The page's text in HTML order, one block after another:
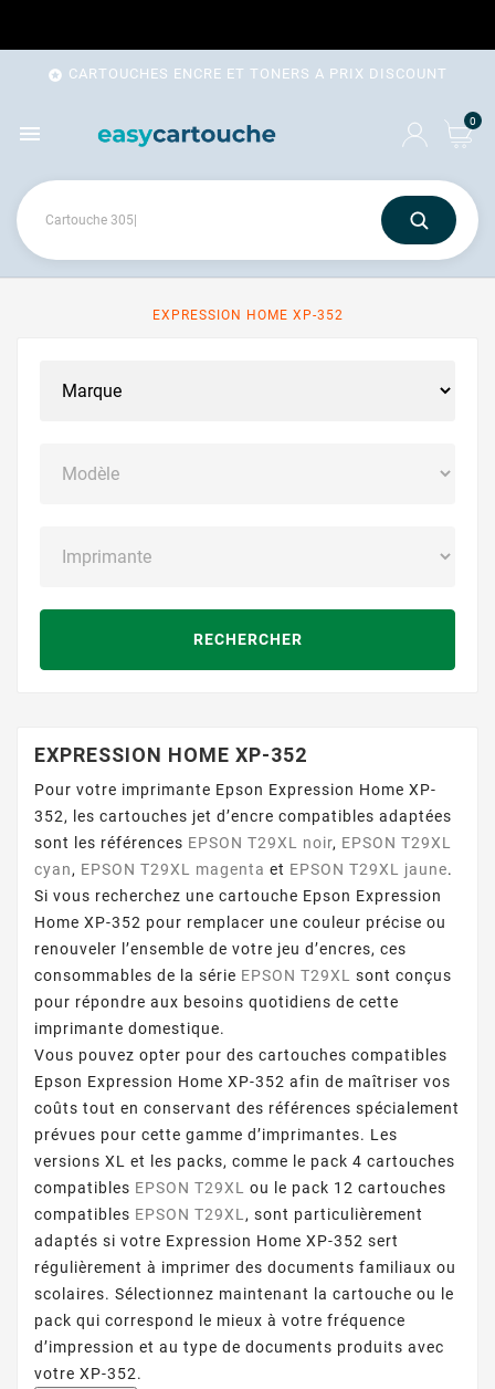
 CARTOUCHES ENCRE ET TONERS A PRIX DISCOUNT
 0
EXPRESSION HOME XP-352
RECHERCHER
EXPRESSION HOME XP-352
Pour votre imprimante Epson Expression Home XP-
352, les cartouches jet d’encre compatibles adaptées
sont les références EPSON T29XL noir, EPSON T29XL
cyan, EPSON T29XL magenta et EPSON T29XL jaune.
Si vous recherchez une cartouche Epson Expression
Home XP-352 pour remplacer une couleur précise ou
renouveler l’ensemble de votre jeu d’encres, ces
consommables de la série EPSON T29XL
sont conçus
pour répondre aux besoins quotidiens de cette
imprimante domestique.
Vous pouvez opter pour des cartouches compatibles
Epson Expression Home XP-352 afin de maîtriser vos
coûts tout en conservant des références spécialement
prévues pour cette gamme d’imprimantes. Les
versions XL et les packs, comme le pack 4 cartouches
compatibles EPSON T29XL
ou le pack 12 cartouches
compatibles EPSON T29XL , sont particulièrement
adaptés si votre Expression Home XP-352 sert
régulièrement à imprimer des documents familiaux ou
scolaires. Sélectionnez maintenant la cartouche ou le
pack qui correspond le mieux à votre fréquence
d’impression et au type de documents produits avec
votre XP-352.